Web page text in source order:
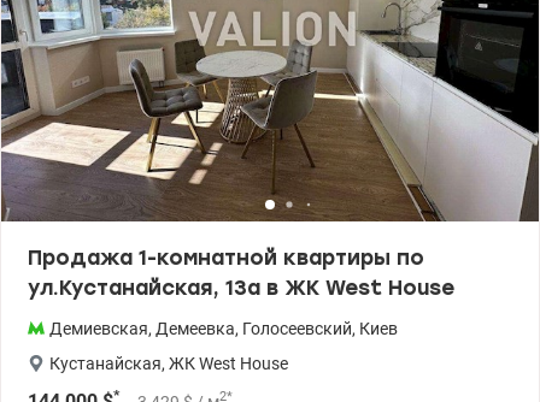
Продажа 1-комнатной квартиры по
ул.Кустанайская, 13а в ЖК West House
Демиевская, Демеевка, Голосеевский, Киев
Кустанайская, ЖК West House
* 2*